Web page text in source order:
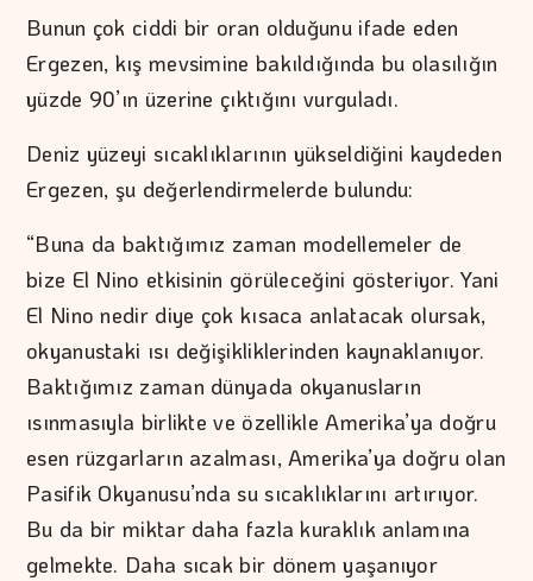
Bunun çok ciddi bir oran olduğunu ifade eden
Ergezen, kış mevsimine bakıldığında bu olasılığın
yüzde 90’ın üzerine çıktığını vurguladı.
Deniz yüzeyi sıcaklıklarının yükseldiğini kaydeden
Ergezen, şu değerlendirmelerde bulundu:
“Buna da baktığımız zaman modellemeler de
bize El Nino etkisinin görüleceğini gösteriyor. Yani
El Nino nedir diye çok kısaca anlatacak olursak,
okyanustaki ısı değişikliklerinden kaynaklanıyor.
Baktığımız zaman dünyada okyanusların
ısınmasıyla birlikte ve özellikle Amerika’ya doğru
esen rüzgarların azalması, Amerika’ya doğru olan
Pasifik Okyanusu’nda su sıcaklıklarını artırıyor.
Bu da bir miktar daha fazla kuraklık anlamına
gelmekte. Daha sıcak bir dönem yaşanıyor